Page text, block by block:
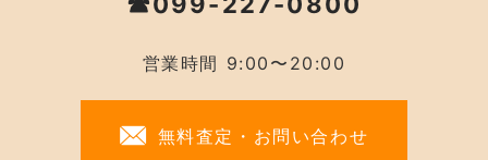
営業時間 9:00〜20:00
無料査定・お問い合わせ